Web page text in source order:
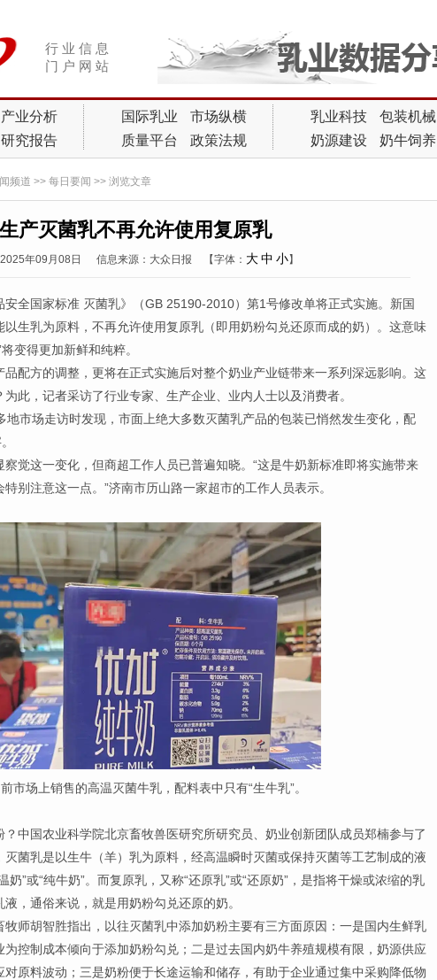
行 业 信 息
门 户 网 站
产业分析
研究报告
国际乳业
市场纵横
质量平台
政策法规
乳业科技
包装机械
奶源建设
奶牛饲养
频道 >> 每日要闻 >> 浏览文章
生产灭菌乳不再允许使用复原乳
2025年09月08日 信息来源：大众日报 【字体： 大 中 小】
国家标准 灭菌乳》（GB 25190-2010）第1号修改单将正式实施。新国
生乳为原料，不再允许使用复原乳（即用奶粉勾兑还原而成的奶）。这意味
变得更加新鲜和纯粹。
方的调整，更将在正式实施后对整个奶业产业链带来一系列深远影响。这
此，记者采访了行业专家、生产企业、业内人士以及消费者。
市场走访时发现，市面上绝大多数灭菌乳产品的包装已悄然发生变化，配
这一变化，但商超工作人员已普遍知晓。“这是牛奶新标准即将实施带来
别注意这一点。”济南市历山路一家超市的工作人员表示。
场上销售的高温灭菌牛乳，配料表中只有“生牛乳”。
国农业科学院北京畜牧兽医研究所研究员、奶业创新团队成员郑楠参与了
菌乳是以生牛（羊）乳为原料，经高温瞬时灭菌或保持灭菌等工艺制成的液
奶”或“纯牛奶”。而复原乳，又称“还原乳”或“还原奶”，是指将干燥或浓缩的乳
，通俗来说，就是用奶粉勾兑还原的奶。
胡智胜指出，以往灭菌乳中添加奶粉主要有三方面原因：一是国内生鲜乳
控制成本倾向于添加奶粉勾兑；二是过去国内奶牛养殖规模有限，奶源供应
原料波动；三是奶粉便于长途运输和储存，有助于企业通过集中采购降低物